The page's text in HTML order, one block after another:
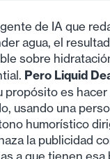
de IA que
agua, el
sobre
Pero Liquid
propósito es hacer
usando una
humorístico
la publicidad